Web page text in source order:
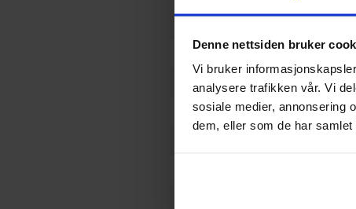
Denne nettsiden bruker
Vi bruker
analysere trafikken vår. Vi
sosiale medier, annonsering
dem, eller som de har
Forfattere
Genre
Antall Sider